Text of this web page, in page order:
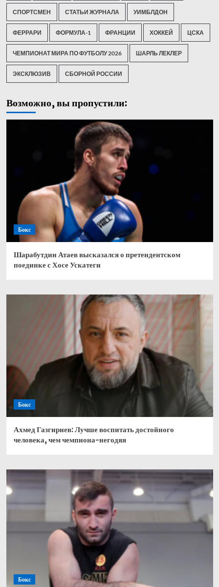
СПОРТСМЕН СТАТЬИ ЖУРНАЛА УИМБЛДОН
ФЕРРАРИ ФОРМУЛА-1 ФРАНЦИИ ХОККЕЙ ЦСКА
ЧЕМПИОНАТ МИРА ПО ФУТБОЛУ 2026 ШАРЛЬ ЛЕКЛЕР
ЭКСКЛЮЗИВ СБОРНОЙ РОССИИ
Возможно, вы пропустили:
Бокс
Шарабутдин Атаев высказался о претендентском
поединке с Хосе Ускатеги
Бокс
Ахмед Газгириев: Лучше воспитать достойного
человека, чем чемпиона-негодяя
Бокс